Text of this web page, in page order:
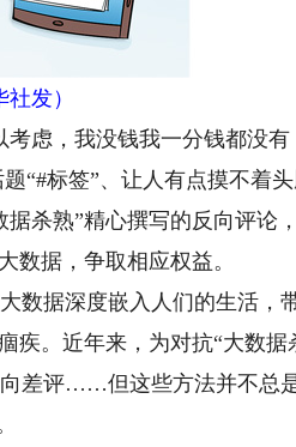
发）
虑，我没钱我一分钱都没有
“#标签”、让人有点摸不着
杀熟”精心撰写的反向评论
数据，争取相应权益。
据深度嵌入人们的生活，
疾。近年来，为对抗“大数据
差评……但这些方法并不总